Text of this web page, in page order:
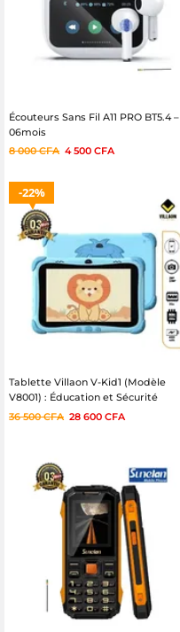
Écouteurs Sans Fil A11 PRO BT5.4 –
06mois
8 000CFA 4 500 CFA
22%
Tablette Villaon V-Kid1 (Modèle
V8001) : Éducation et Sécurité
36 500CFA 28 600 CFA